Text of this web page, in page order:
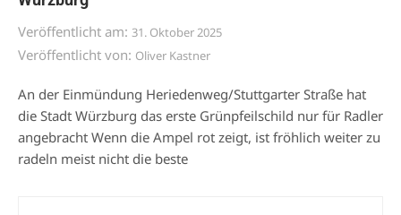
Veröffentlicht am: 31. Oktober 2025
Veröffentlicht von: Oliver Kastner
An der Einmündung Heriedenweg/Stuttgarter Straße hat
die Stadt Würzburg das erste Grünpfeilschild nur für Radler
angebracht Wenn die Ampel rot zeigt, ist fröhlich weiter zu
radeln meist nicht die beste